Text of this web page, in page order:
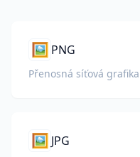
🖼️ PNG
Přenosná síťová grafika
🖼️ JPG